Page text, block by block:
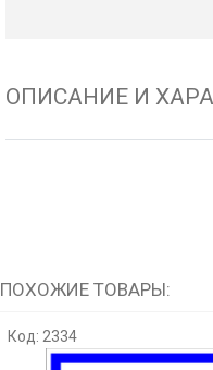
ОПИСАНИЕ И
ПОХОЖИЕ ТОВАРЫ:
Код: 2334